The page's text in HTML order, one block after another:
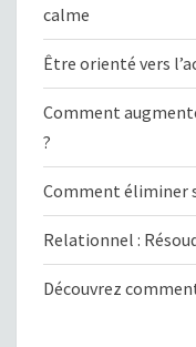
calme
Être orienté vers
Comment
?
Comment éliminer
Relationnel :
Découvrez